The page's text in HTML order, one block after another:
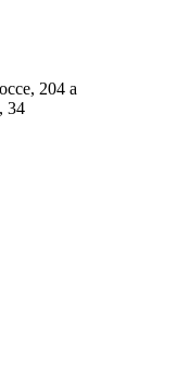
204 а
34